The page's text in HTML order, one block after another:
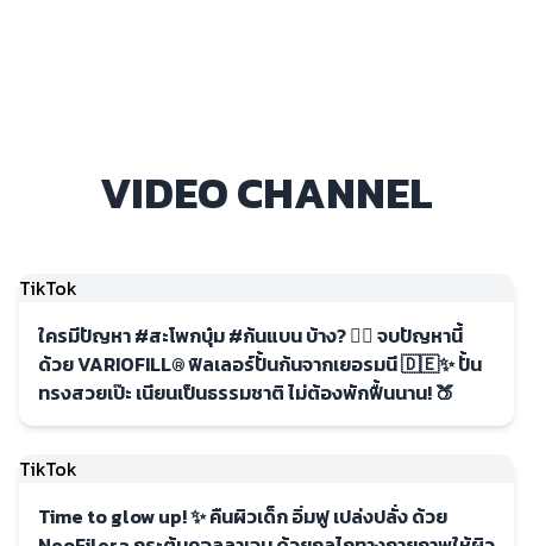
VIDEO CHANNEL
TikTok
ใครมีปัญหา #สะโพกบุ๋ม #ก้นแบน บ้าง? 🙋‍♀️ จบปัญหานี้
ด้วย VARIOFILL® ฟิลเลอร์ปั้นก้นจากเยอรมนี 🇩🇪✨ ปั้น
ทรงสวยเป๊ะ เนียนเป็นธรรมชาติ ไม่ต้องพักฟื้นนาน! 🍑
TikTok
Time to glow up! ✨ คืนผิวเด็ก อิ่มฟู เปล่งปลั่ง ด้วย